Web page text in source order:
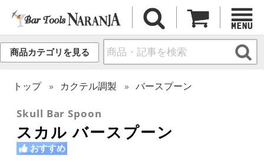
商品カテゴリを見る
トップ カクテル調製 バースプーン
Skull Bar Spoon
スカル バースプーン
おすすめ